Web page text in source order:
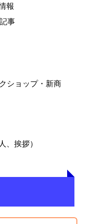
報
事
ショップ・新商
、挨拶）